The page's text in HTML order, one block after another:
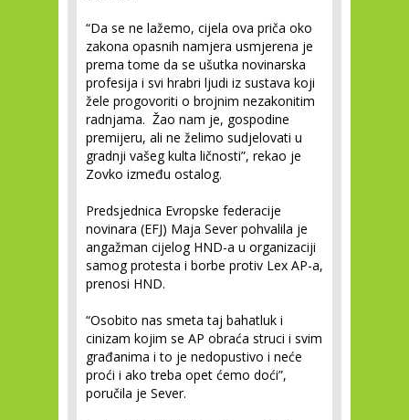
“Da se ne lažemo, cijela ova priča oko
zakona opasnih namjera usmjerena je
prema tome da se ušutka novinarska
profesija i svi hrabri ljudi iz sustava koji
žele progovoriti o brojnim nezakonitim
radnjama. Žao nam je, gospodine
premijeru, ali ne želimo sudjelovati u
gradnji vašeg kulta ličnosti”, rekao je
Zovko između ostalog.
Predsjednica Evropske federacije
novinara (EFJ) Maja Sever pohvalila je
angažman cijelog HND-a u organizaciji
samog protesta i borbe protiv Lex AP-a,
prenosi HND.
“Osobito nas smeta taj bahatluk i
cinizam kojim se AP obraća struci i svim
građanima i to je nedopustivo i neće
proći i ako treba opet ćemo doći”,
poručila je Sever.